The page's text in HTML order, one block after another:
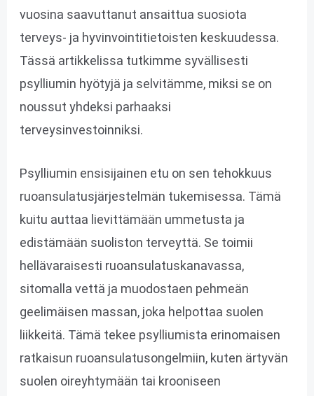
vuosina saavuttanut ansaittua suosiota
terveys- ja hyvinvointitietoisten keskuudessa.
Tässä artikkelissa tutkimme syvällisesti
psylliumin hyötyjä ja selvitämme, miksi se on
noussut yhdeksi parhaaksi
terveysinvestoinniksi.
Psylliumin ensisijainen etu on sen tehokkuus
ruoansulatusjärjestelmän tukemisessa. Tämä
kuitu auttaa lievittämään ummetusta ja
edistämään suoliston terveyttä. Se toimii
hellävaraisesti ruoansulatuskanavassa,
sitomalla vettä ja muodostaen pehmeän
geelimäisen massan, joka helpottaa suolen
liikkeitä. Tämä tekee psylliumista erinomaisen
ratkaisun ruoansulatusongelmiin, kuten ärtyvän
suolen oireyhtymään tai krooniseen